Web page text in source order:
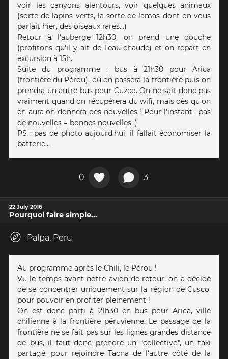
voir les canyons alentours, voir quelques animaux
(sorte de lapins verts, la sorte de lamas dont on vous
parlait hier, des oiseaux rares...)
Retour à l'auberge 12h30, on prend une douche
(profitons qu'il y ait de l'eau chaude) et on repart en
excursion à 15h.
Suite du programme : bus à 21h30 pour Arica
(frontière du Pérou), où on passera la frontière puis on
prendra un autre bus pour Cuzco. On ne sait donc pas
vraiment quand on récupérera du wifi, mais dès qu'on
en aura on donnera des nouvelles ! Pour l'instant : pas
de nouvelles = bonnes nouvelles :)
PS : pas de photo aujourd'hui, il fallait économiser la
batterie...
0 3
22 July 2016
Pourquoi faire simple...
Palpa, Peru
Au programme après le Chili, le Pérou !
Vu le temps avant notre avion de retour, on a décidé
de se concentrer uniquement sur la région de Cusco,
pour pouvoir en profiter pleinement !
On est donc parti à 21h30 en bus pour Arica, ville
chilienne à la frontière péruvienne. Le passage de la
frontière ne se fait pas sur les lignes grandes distance
de bus, il faut donc prendre un "collectivo", un taxi
partagé, pour rejoindre Tacna de l'autre côté de la